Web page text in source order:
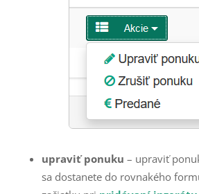
upraviť ponuku – upraviť
sa dostanete do rovnakého